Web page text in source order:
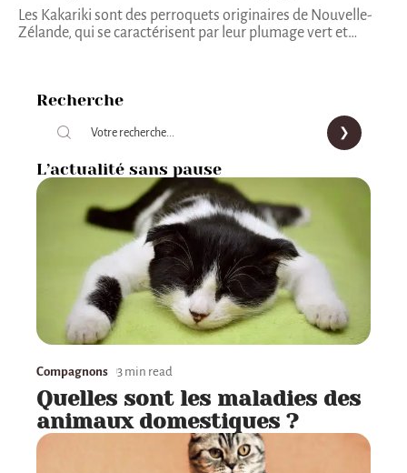
Les Kakariki sont des perroquets originaires de Nouvelle-
Zélande, qui se caractérisent par leur plumage vert et…
Recherche
L’actualité sans pause
Compagnons 3 min read
Quelles sont les maladies des
animaux domestiques ?